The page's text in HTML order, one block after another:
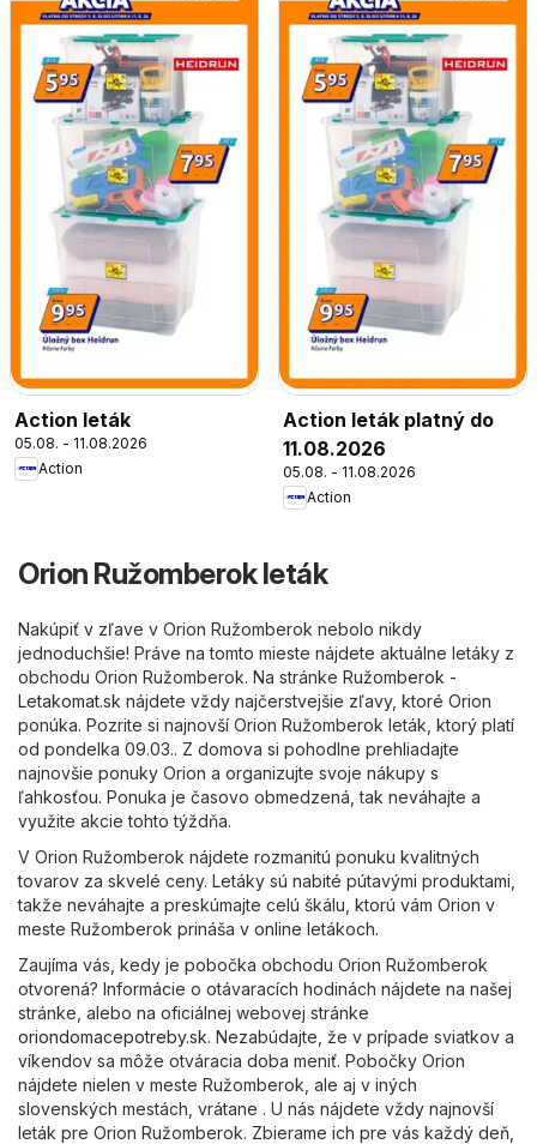
Action leták
05.08. - 11.08.2026
Action
Action leták platný do
11.08.2026
05.08. - 11.08.2026
Action
Orion Ružomberok leták
Nakúpiť v zľave v Orion Ružomberok nebolo nikdy
jednoduchšie! Práve na tomto mieste nájdete aktuálne letáky z
obchodu Orion Ružomberok. Na stránke Ružomberok -
Letakomat.sk nájdete vždy najčerstvejšie zľavy, ktoré Orion
ponúka. Pozrite si najnovší Orion Ružomberok leták, ktorý platí
od pondelka 09.03.. Z domova si pohodlne prehliadajte
najnovšie ponuky Orion a organizujte svoje nákupy s
ľahkosťou. Ponuka je časovo obmedzená, tak neváhajte a
využite akcie tohto týždňa.
V Orion Ružomberok nájdete rozmanitú ponuku kvalitných
tovarov za skvelé ceny. Letáky sú nabité pútavými produktami,
takže neváhajte a preskúmajte celú škálu, ktorú vám Orion v
meste Ružomberok prináša v online letákoch.
Zaujíma vás, kedy je pobočka obchodu Orion Ružomberok
otvorená? Informácie o otávaracích hodinách nájdete na našej
stránke, alebo na oficiálnej webovej stránke
oriondomacepotreby.sk. Nezabúdajte, že v prípade sviatkov a
víkendov sa môže otváracia doba meniť. Pobočky Orion
nájdete nielen v meste Ružomberok, ale aj v iných
slovenských mestách, vrátane . U nás nájdete vždy najnovší
leták pre Orion Ružomberok. Zbierame ich pre vás každý deň,